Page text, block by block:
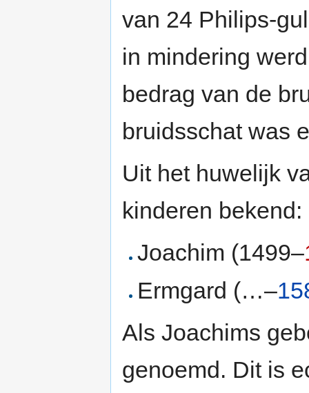
van 24 Philips-
in mindering
bedrag van de
bruidsschat was
Uit het huwelijk
kinderen bekend:
Joachim (1499–
Ermgard (…–
Als Joachims
genoemd. Dit is